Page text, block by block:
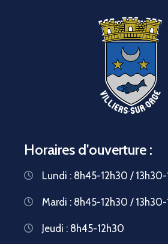
Horaires d'ouverture :
Lundi : 8h45-12h30 /
Mardi : 8h45-12h30 /
Jeudi : 8h45-12h30